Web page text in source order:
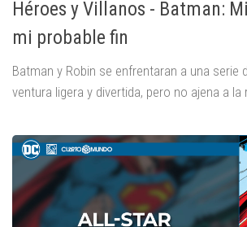
Héroes y Villanos - Batman:
mi probable fin
Batman y Robin se enfrentaran a una serie
ventura ligera y divertida, pero no ajena a la